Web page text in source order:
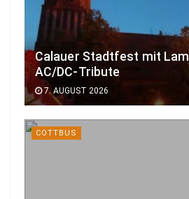
Calauer Stadtfest mit
AC/DC-Tribute
7. AUGUST 2026
COTTBUS